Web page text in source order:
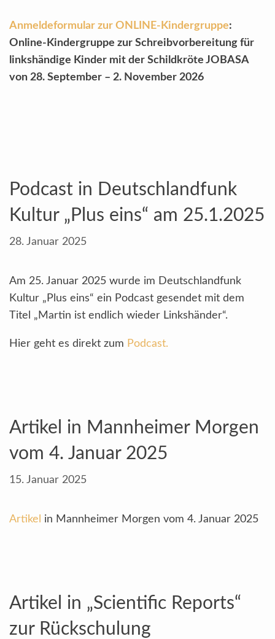
Anmeldeformular zur ONLINE-Kindergruppe:
Online-Kindergruppe zur Schreibvorbereitung für
linkshändige Kinder mit der Schildkröte JOBASA
von 28. September – 2. November 2026
Podcast in Deutschlandfunk
Kultur „Plus eins“ am 25.1.2025
28. Januar 2025
Am 25. Januar 2025 wurde im Deutschlandfunk
Kultur „Plus eins“ ein Podcast gesendet mit dem
Titel „Martin ist endlich wieder Linkshänder“.
Hier geht es direkt zum Podcast.
Artikel in Mannheimer Morgen
vom 4. Januar 2025
15. Januar 2025
Artikel in Mannheimer Morgen vom 4. Januar 2025
Artikel in „Scientific Reports“
zur Rückschulung